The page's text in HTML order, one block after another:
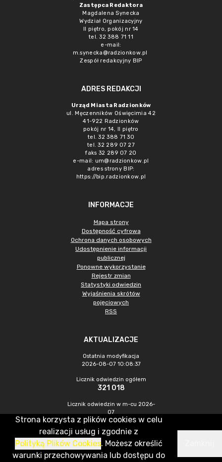
Zastępca Redaktora
Magdalena Synecka
Wydział Organizacyjny
II piętro, pokój nr 14
tel. 32 388 71 11
e-mail:
m.synecka@radzionkow.pl
Zespół redakcyjny BIP
ADRES REDAKCJI
Urząd Miasta Radzionków
ul. Męczenników Oświęcimia 42
41-922 Radzionków
pokój nr 14, II piętro
tel. 32 388 71 30
tel. 32 289 07 27
faks 32 289 07 20
e-mail: um@radzionkow.pl
adres strony BIP:
https://bip.radzionkow.pl
INFORMACJE
Mapa strony
Dostępność cyfrowa
Ochrona danych osobowych
Udostępnienie informacji
publicznej
Ponowne wykorzystanie
Rejestr zmian
Statystyki odwiedzin
Wyjaśnienia skrótów
pojęciowych
RSS
AKTUALIZACJE
Ostatnia modyfikacja
2026-08-07 10:08:37
Licznik odwiedzin ogółem
321 018
Licznik odwiedzin w m-cu 2026-
07
1 077
CMS & Hosting: Nefeni Sp. z o.o.
Strona korzysta z plików cookies w celu
realizacji usług i zgodnie z
Polityką Plików Cookies. Możesz określić
warunki przechowywania lub dostępu do